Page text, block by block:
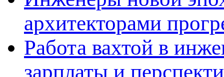
архитекторами
Работа вахтой в
зарплаты и